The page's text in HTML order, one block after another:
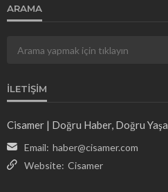
ARAMA
İLETIŞIM
Cisamer | Doğru Haber, Doğru
Email: haber@cisamer.com
Website: Cisamer